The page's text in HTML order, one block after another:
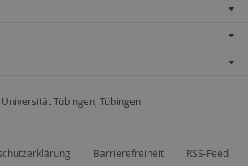
Tübingen, Tübingen
Barrierefreiheit RSS-Feed